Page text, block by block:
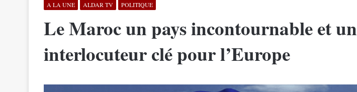
A LA UNE ALDAR TV POLITIQUE
Le Maroc un pays incontournable et un
interlocuteur clé pour l’Europe